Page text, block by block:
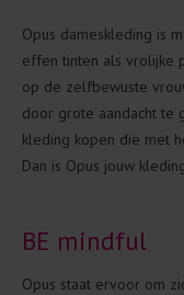
Opus dameskleding is
effen tinten als vrolijke
op de zelfbewuste
door grote aandacht te
kleding kopen die met
Dan is Opus jouw
BE mindful
Opus staat ervoor om